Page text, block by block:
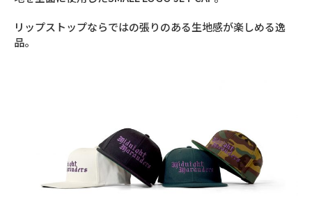
リップストップならではの張りのある生地感が楽しめる逸
品。